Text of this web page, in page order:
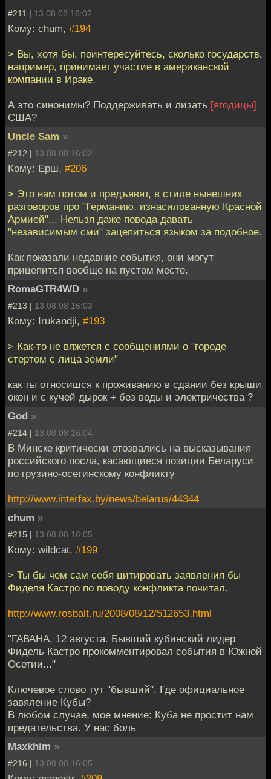
#211 | 13.08.08 16:02
Кому: chum, #194
> Вы, хотя бы, поинтересуйтесь, сколько государств,
например, принимает участие в американской
компании в Ираке.
А это синонимы? Поддерживать и лизать [ягодицы]
США?
Uncle Sam »
#212 | 13.08.08 16:02
Кому: Ерш, #206
> Это нам потом и предъявят, в стиле нынешних
разговоров про "Германию, изнасилованную Красной
Армией"... Нельзя даже повода давать
"независимым сми" зацепиться языком за подобное.
Как показали недавние события, они могут
прицепится вообще на пустом месте.
RomaGTR4WD »
#213 | 13.08.08 16:03
Кому: Irukandji, #193
> Как-то не вяжется с сообщениями о "городе
стертом с лица земли"
как ты относишся к проживанию в сдании без крыши
окон и с кучей дырок + без воды и электричества ?
God »
#214 | 13.08.08 16:04
В Минске критически отозвались на высказывания
российского посла, касающиеся позиции Беларуси
по грузино-осетинскому конфликту
http://www.interfax.by/news/belarus/44344
chum »
#215 | 13.08.08 16:05
Кому: wildcat, #199
> Ты бы чем сам себя цитировать заявления бы
Фиделя Кастро по поводу конфликта почитал.
http://www.rosbalt.ru/2008/08/12/512653.html
"ГАВАНА, 12 августа. Бывший кубинский лидер
Фидель Кастро прокомментировал события в Южной
Осетии..."
Ключевое слово тут "бывший". Где официальное
завяление Кубы?
В любом случае, мое мнение: Куба не простит нам
предательства. У нас боль
Maxkhim »
#216 | 13.08.08 16:05